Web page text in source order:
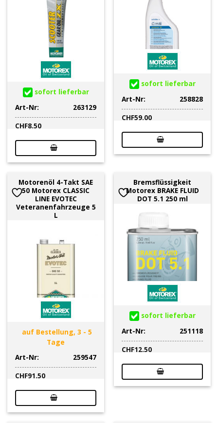
sofort lieferbar
Art-Nr:
263129
CHF8.50
sofort lieferbar
Art-Nr:
258828
CHF59.00
Motorenöl 4-Takt SAE
50 Motorex CLASSIC
LINE EVOTEC
Veteranenfahrzeuge 5
L
auf Bestellung, 3 - 5
Tage
Art-Nr:
259547
CHF91.50
Bremsflüssigkeit
Motorex BRAKE FLUID
DOT 5.1 250 ml
sofort lieferbar
Art-Nr:
251118
CHF12.50